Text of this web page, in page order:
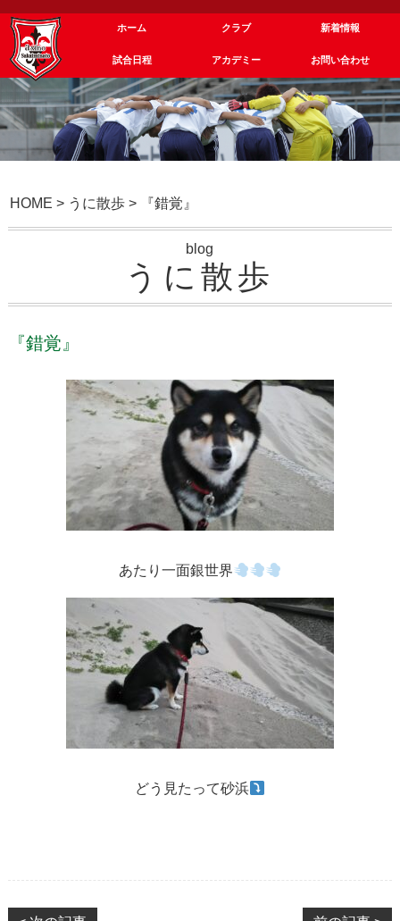
ホーム クラブ 新着情報
試合日程 アカデミー お問い合わせ
HOME > うに散歩 > 『錯覚』
blog
うに散歩
『錯覚』
あたり一面銀世界
どう見たって砂浜